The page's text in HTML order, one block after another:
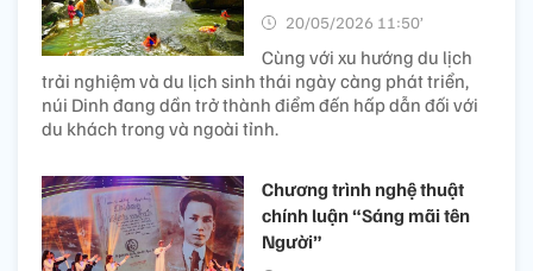
20/05/2026 11:50’
Cùng với xu hướng du lịch
trải nghiệm và du lịch sinh thái ngày càng phát triển,
núi Dinh đang dần trở thành điểm đến hấp dẫn đối với
du khách trong và ngoài tỉnh.
Chương trình nghệ thuật
chính luận “Sáng mãi tên
Người”